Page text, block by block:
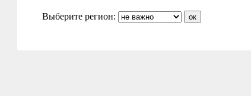
Выберите регион: